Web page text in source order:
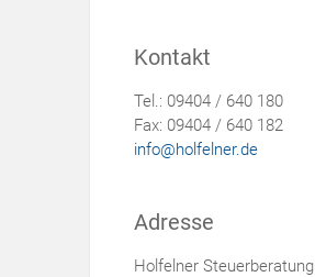
Kontakt
Tel.: 09404 / 640 180
Fax: 09404 / 640 182
info@holfelner.de
Adresse
Holfelner Steuerberatung